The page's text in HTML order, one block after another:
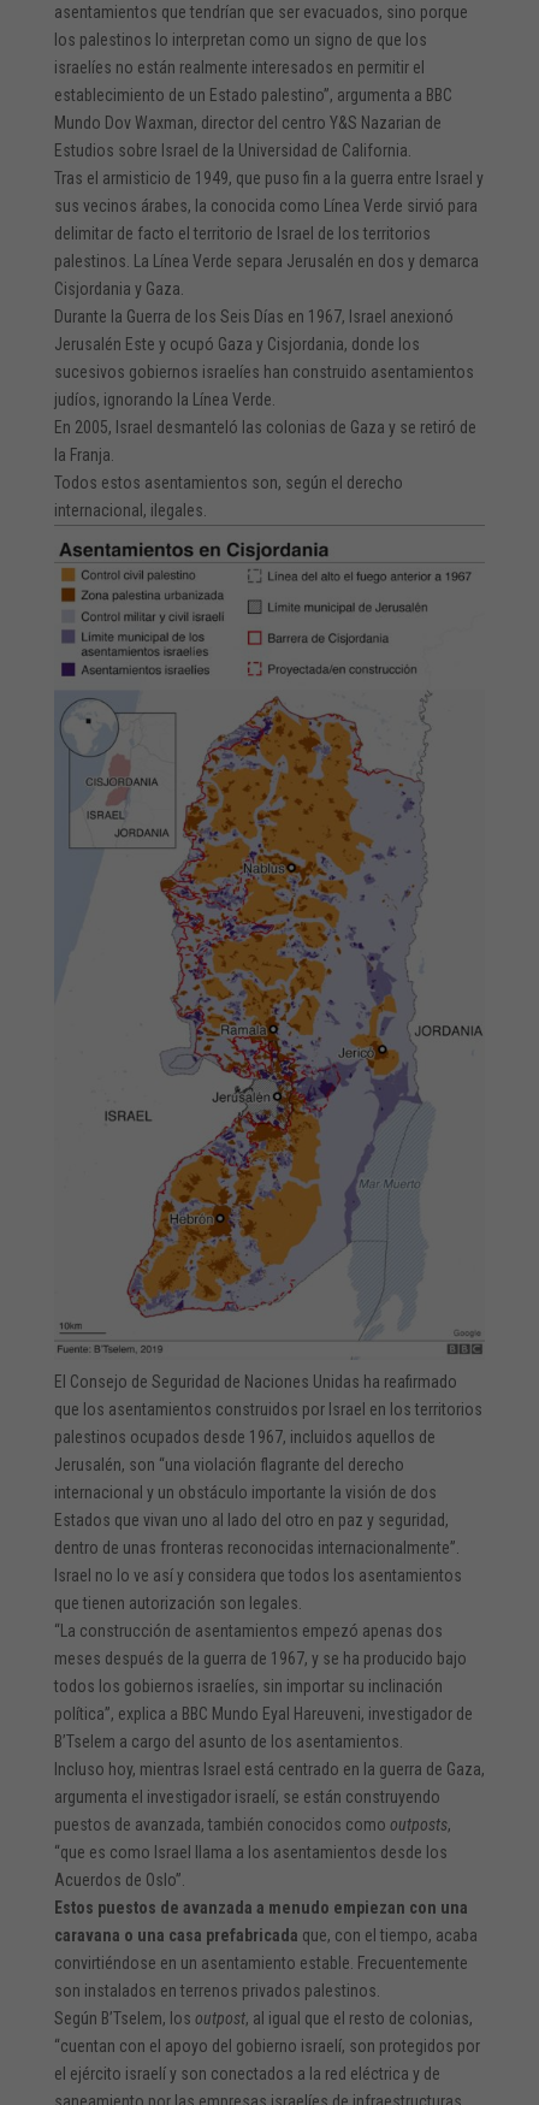
asentamientos que tendrían que ser evacuados, sino porque
los palestinos lo interpretan como un signo de que los
israelíes no están realmente interesados en permitir el
establecimiento de un Estado palestino”, argumenta a BBC
Mundo Dov Waxman, director del centro Y&S Nazarian de
Estudios sobre Israel de la Universidad de California.
Tras el armisticio de 1949, que puso fin a la guerra entre Israel y
sus vecinos árabes, la conocida como Línea Verde sirvió para
delimitar de facto el territorio de Israel de los territorios
palestinos. La Línea Verde separa Jerusalén en dos y demarca
Cisjordania y Gaza.
Durante la Guerra de los Seis Días en 1967, Israel anexionó
Jerusalén Este y ocupó Gaza y Cisjordania, donde los
sucesivos gobiernos israelíes han construido asentamientos
judíos, ignorando la Línea Verde.
En 2005, Israel desmanteló las colonias de Gaza y se retiró de
la Franja.
Todos estos asentamientos son, según el derecho
internacional, ilegales.
El Consejo de Seguridad de Naciones Unidas ha reafirmado
que los asentamientos construidos por Israel en los territorios
palestinos ocupados desde 1967, incluidos aquellos de
Jerusalén, son “una violación flagrante del derecho
internacional y un obstáculo importante la visión de dos
Estados que vivan uno al lado del otro en paz y seguridad,
dentro de unas fronteras reconocidas internacionalmente”.
Israel no lo ve así y considera que todos los asentamientos
que tienen autorización son legales.
“La construcción de asentamientos empezó apenas dos
meses después de la guerra de 1967, y se ha producido bajo
todos los gobiernos israelíes, sin importar su inclinación
política”, explica a BBC Mundo Eyal Hareuveni, investigador de
B’Tselem a cargo del asunto de los asentamientos.
Incluso hoy, mientras Israel está centrado en la guerra de Gaza,
argumenta el investigador israelí, se están construyendo
puestos de avanzada, también conocidos como outposts,
“que es como Israel llama a los asentamientos desde los
Acuerdos de Oslo”.
Estos puestos de avanzada a menudo empiezan con una
caravana o una casa prefabricada que, con el tiempo, acaba
convirtiéndose en un asentamiento estable. Frecuentemente
son instalados en terrenos privados palestinos.
Según B’Tselem, los outpost, al igual que el resto de colonias,
“cuentan con el apoyo del gobierno israelí, son protegidos por
el ejército israelí y son conectados a la red eléctrica y de